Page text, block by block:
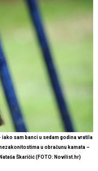
sam banci u sedam godina vratila
u obračunu kamata –
Škaričić (FOTO: Novilist.hr)